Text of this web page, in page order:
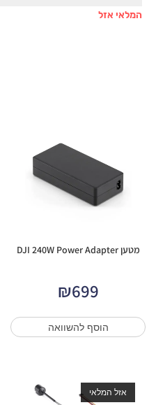
המלאי אזל
מטען DJI 240W Power Adapter
₪699
הוסף להשוואה
אזל המלאי